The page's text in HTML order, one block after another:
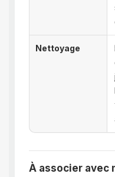
Nettoyage
À associer avec